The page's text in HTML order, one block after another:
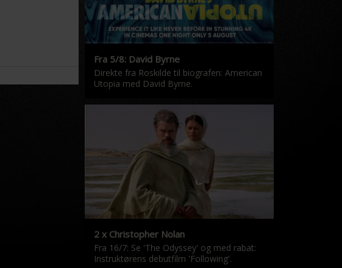
Fra 5/8: David Byrne
Direkte fra Roskilde til biografen: American
Utopia med David Byrne.
2 x Christopher Nolan
Fra 16/7: Se 'The Odyssey' og med rabat:
Instruktørens debutfilm 'Following'.